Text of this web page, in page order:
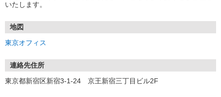
いたします。
地図
東京オフィス
連絡先住所
東京都新宿区新宿3-1-24 京王新宿三丁目ビル2F